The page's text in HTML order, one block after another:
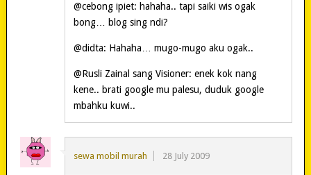
@cebong ipiet: hahaha.. tapi saiki wis ogak
bong… blog sing ndi?
@didta: Hahaha… mugo-mugo aku ogak..
@Rusli Zainal sang Visioner: enek kok nang
kene.. brati google mu palesu, duduk google
mbahku kuwi..
sewa mobil murah 28 July 2009